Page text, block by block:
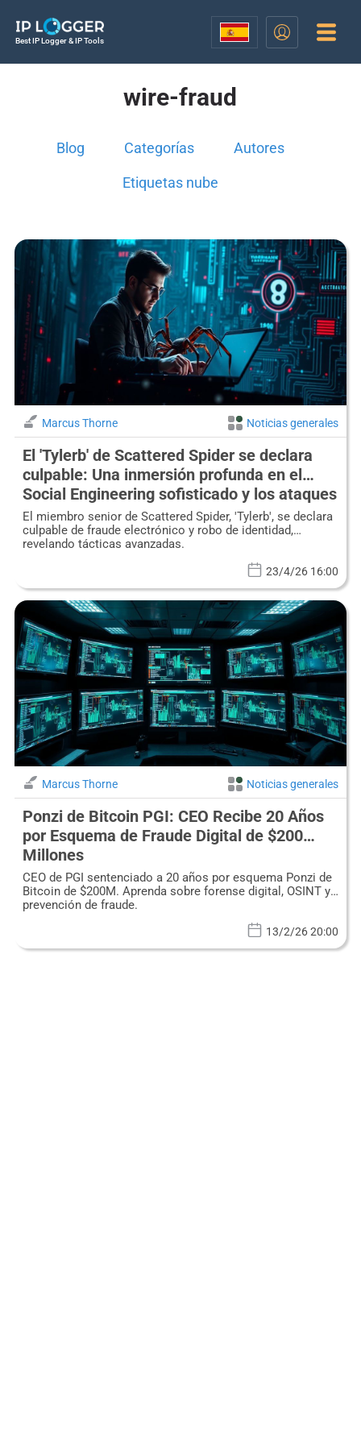
Best IP Logger & IP Tools
wire-fraud
Blog Categorías Autores
Etiquetas nube
Marcus Thorne Noticias generales
El 'Tylerb' de Scattered Spider se declara
culpable: Una inmersión profunda en el
Social Engineering sofisticado y los ataques
a la cadena de suministro
El miembro senior de Scattered Spider, 'Tylerb', se declara
culpable de fraude electrónico y robo de identidad,
revelando tácticas avanzadas.
23/4/26 16:00
Marcus Thorne Noticias generales
Ponzi de Bitcoin PGI: CEO Recibe 20 Años
por Esquema de Fraude Digital de $200
Millones
CEO de PGI sentenciado a 20 años por esquema Ponzi de
Bitcoin de $200M. Aprenda sobre forense digital, OSINT y
prevención de fraude.
13/2/26 20:00